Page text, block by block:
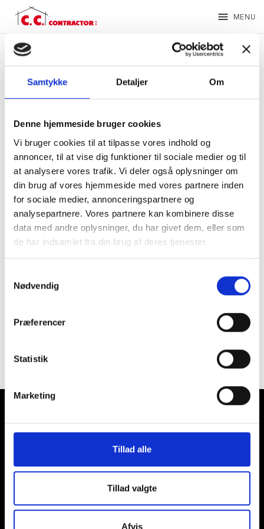
Samtykke Detaljer Om
Denne hjemmeside bruger cookies
Vi bruger cookies til at tilpasse vores indhold og
annoncer, til at vise dig funktioner til sociale medier og til
at analysere vores trafik. Vi deler også oplysninger om
din brug af vores hjemmeside med vores partnere inden
for sociale medier, annonceringspartnere og
analysepartnere. Vores partnere kan kombinere disse
data med andre oplysninger, du har givet dem, eller som
de har indsamlet fra din brug af deres tjenester.
Nødvendig
Præferencer
Statistik
Marketing
Tillad alle
Tillad valgte
Afvis
menu MENU
Privatlivspolitikker
Samarbejdspartnere
Hjemmeside
Rekruttering
mail@cc-contractor.dk